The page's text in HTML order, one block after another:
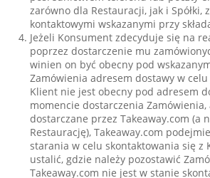
zarówno dla Restauracji, jak i Spółki,
kontaktowymi wskazanymi przy
Jeżeli Konsument zdecyduje się na
poprzez dostarczenie mu
winien on być obecny pod
Zamówienia adresem dostawy w
Klient nie jest obecny pod adresem
momencie dostarczenia
dostarczane przez Takeaway.com (a
Restaurację), Takeaway.com
starania w celu skontaktowania się z
ustalić, gdzie należy pozostawić
Takeaway.com nie jest w stanie